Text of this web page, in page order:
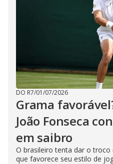
DO R7/01/07/2026
Grama
João Fonseca
em saibro
O brasileiro tenta dar o troco
que favorece seu estilo de